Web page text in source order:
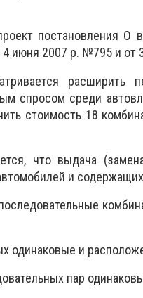
постановления О
июня 2007 p. №795 и от
расширить
спросом среди
стоимость 18
что выдача
и
одинаковые и
пар